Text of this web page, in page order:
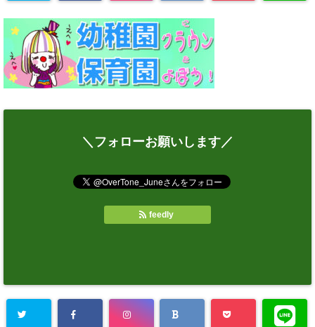
＼フォローお願いします／
feedly